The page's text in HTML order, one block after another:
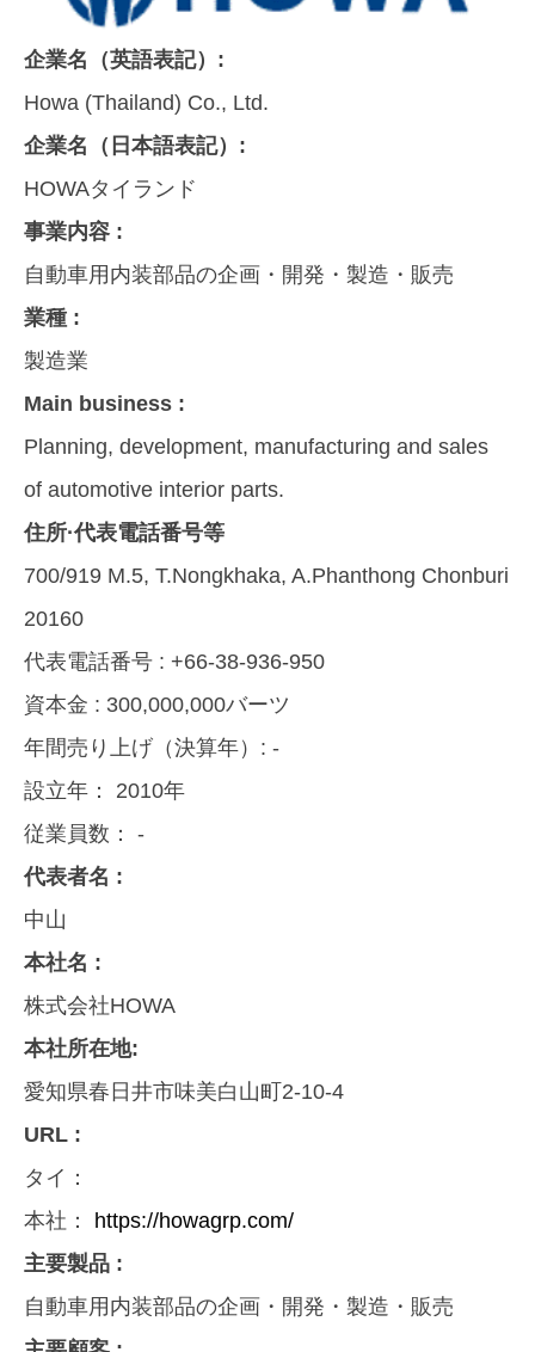
企業名（英語表記）:
Howa (Thailand) Co., Ltd.
企業名（日本語表記）:
HOWAタイランド
事業内容 :
自動車用内装部品の企画・開発・製造・販売
業種 :
製造業
Main business :
Planning, development, manufacturing and sales
of automotive interior parts.
住所·代表電話番号等
700/919 M.5, T.Nongkhaka, A.Phanthong Chonburi
20160
代表電話番号 : +66-38-936-950
資本金 : 300,000,000バーツ
年間売り上げ（決算年）: -
設立年： 2010年
従業員数： -
代表者名 :
中山
本社名 :
株式会社HOWA
本社所在地:
愛知県春日井市味美白山町2-10-4
URL :
タイ：
本社： https://howagrp.com/
主要製品 :
自動車用内装部品の企画・開発・製造・販売